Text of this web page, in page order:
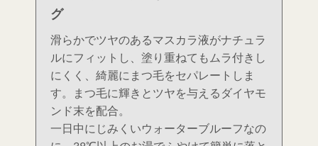
グ
滑らかでツヤのあるマスカラ液がナチュラ
ルにフィットし、塗り重ねてもムラ付きし
にくく、綺麗にまつ毛をセパレートしま
す。まつ毛に輝きとツヤを与えるダイヤモ
ンド末を配合。
一日中にじみくいウォーターブルーフなの